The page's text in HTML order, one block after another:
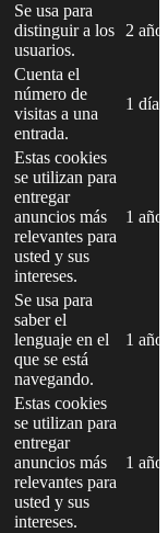
Se usa para
distinguir a los
usuarios.
2
Cuenta el
número de
visitas a una
entrada.
1 día
Estas cookies
se utilizan para
entregar
anuncios más
relevantes para
usted y sus
intereses.
1 año
Se usa para
saber el
lenguaje en el
que se está
navegando.
1 año
Estas cookies
se utilizan para
entregar
anuncios más
relevantes para
usted y sus
intereses.
1 año